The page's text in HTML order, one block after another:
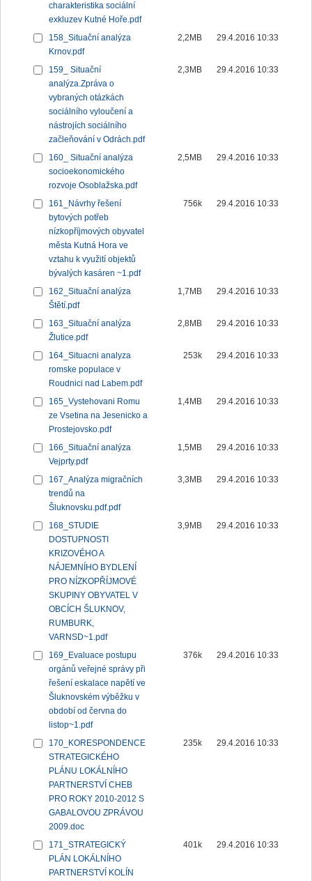
charakteristika sociální
exkluzev Kutné Hoře.pdf
158_Situační analýza
Krnov.pdf
2,2MB 29.4.2016 10:33
159_ Situační
analýza.Zpráva o
vybraných otázkách
sociálního vyloučení a
nástrojích sociálního
začleňování v Odrách.pdf
2,3MB 29.4.2016 10:33
160_ Situační analýza
socioekonomického
rozvoje Osoblažska.pdf
2,5MB 29.4.2016 10:33
161_Návrhy řešení
bytových potřeb
nízkopříjmových obyvatel
města Kutná Hora ve
vztahu k využití objektů
bývalých kasáren ~1.pdf
756k 29.4.2016 10:33
162_Situační analýza
Štětí.pdf
1,7MB 29.4.2016 10:33
163_Situační analýza
Žlutice.pdf
2,8MB 29.4.2016 10:33
164_Situacni analyza
romske populace v
Roudnici nad Labem.pdf
253k 29.4.2016 10:33
165_Vystehovani Romu
ze Vsetina na Jesenicko a
Prostejovsko.pdf
1,4MB 29.4.2016 10:33
166_Situační analýza
Vejprty.pdf
1,5MB 29.4.2016 10:33
167_Analýza migračních
trendů na
Šluknovsku.pdf.pdf
3,3MB 29.4.2016 10:33
168_STUDIE
DOSTUPNOSTI
KRIZOVÉHO A
NÁJEMNÍHO BYDLENÍ
PRO NÍZKOPŘÍJMOVÉ
SKUPINY OBYVATEL V
OBCÍCH ŠLUKNOV,
RUMBURK,
VARNSD~1.pdf
3,9MB 29.4.2016 10:33
169_Evaluace postupu
orgánů veřejné správy při
řešení eskalace napětí ve
Šluknovském výběžku v
období od června do
listop~1.pdf
376k 29.4.2016 10:33
170_KORESPONDENCE
STRATEGICKÉHO
PLÁNU LOKÁLNÍHO
PARTNERSTVÍ CHEB
PRO ROKY 2010-2012 S
GABALOVOU ZPRÁVOU
2009.doc
235k 29.4.2016 10:33
171_STRATEGICKÝ
PLÁN LOKÁLNÍHO
PARTNERSTVÍ KOLÍN
401k 29.4.2016 10:33